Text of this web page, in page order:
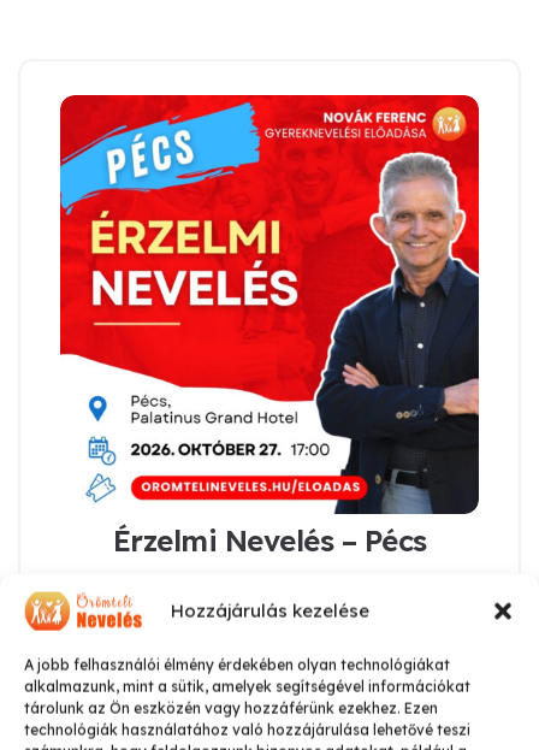
Hozzájárulás kezelése
A jobb felhasználói élmény érdekében olyan technológiákat
alkalmazunk, mint a sütik, amelyek segítségével információkat
tárolunk az Ön eszközén vagy hozzáférünk ezekhez. Ezen
technológiák használatához való hozzájárulása lehetővé teszi
Érzelmi Nevelés – Pécs
Kosárba teszem